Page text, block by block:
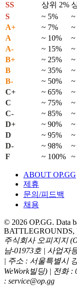
SS
상위 2%
S
~ 5%
~
A+
~ 7%
~
A
~ 10%
~
A-
~ 15%
~
B+
~ 25%
~
B
~ 35%
~
B-
~ 50%
~
C+
~ 65%
~
C
~ 75%
~
C-
~ 85%
~
D+
~ 90%
~
D
~ 95%
~
D-
~ 98%
~
F
~ 100% ~
ABOUT OP.GG
제휴
문의/피드백
채용
© 2026 OP.GG. Data
BATTLEGROUNDS,
주식회사 오피지지
남-01973호 | 사업자
| 주소 : 서울특별시
WeWork빌딩) | 전화 :
: service@op.gg